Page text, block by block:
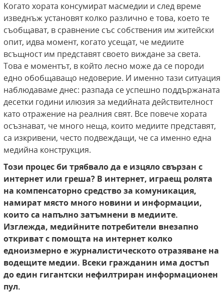
Когато хората консумират масмедии и след време
изведнъж установят колко различно е това, което те
съобщават, в сравнение със собствения им житейски
опит, идва момент, когато усещат, че медиите
всъщност им представят своето виждане за света.
Това е моментът, в който лесно може да се породи
едно обобщаващо недоверие. И именно тази ситуация
наблюдаваме днес: разпада се успешно поддържаната
десетки години илюзия за медийната действителност
като отражение на реалния свят. Все повече хората
осъзнават, че много неща, които медиите представят,
са изкривени, често подвеждащи, че са именно една
медийна конструкция.
Този процес би трябвало да е изцяло свързан с
интернет или греша? В интернет, играещ ролята
на компенсаторно средство за комуникация,
намират място много новини и информации,
които са напълно затъмнени в медиите.
Изглежда, медийните потребители внезапно
откриват с помощта на интернет колко
едноизмерно е журналистическото отразяване на
водещите медии. Всеки гражданин има достъп
до един гигантски нефилтриран информационен
пул.